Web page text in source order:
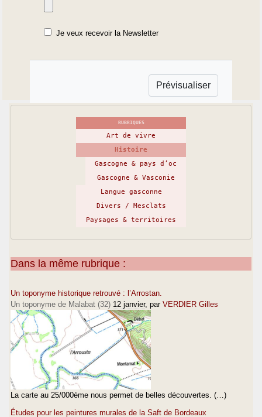
Je veux recevoir la Newsletter
RUBRIQUES
Art de vivre
Histoire
Gascogne & pays d’oc
Gascogne & Vasconie
Langue gasconne
Divers / Mesclats
Paysages & territoires
Dans la même rubrique :
Un toponyme historique retrouvé : l’Arrostan.
Un toponyme de Malabat (32) 12 janvier, par VERDIER Gilles
La carte au 25/000ème nous permet de belles découvertes. (…)
Études pour les peintures murales de la Saft de Bordeaux